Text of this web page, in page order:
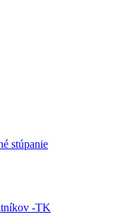
stúpanie
-TK